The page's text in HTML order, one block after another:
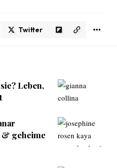
Twitter
Leben,
& geheime